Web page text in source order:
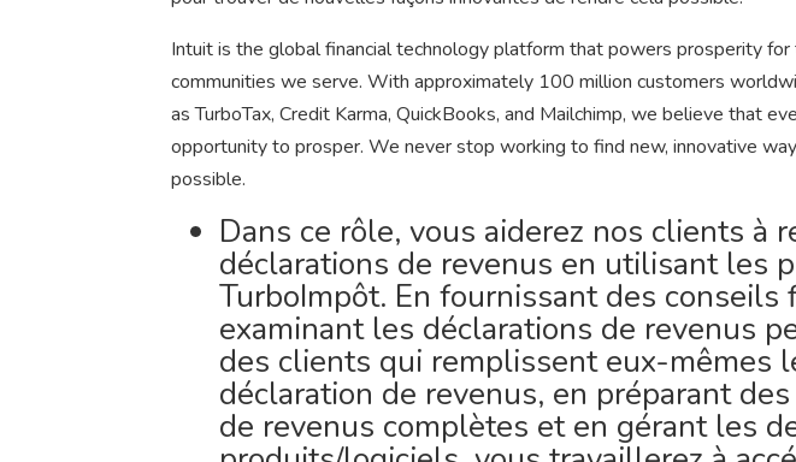
Intuit is the global financial technology platform that powers prosperity for
communities we serve. With approximately 100 million customers
as TurboTax, Credit Karma, QuickBooks, and Mailchimp, we believe that
opportunity to prosper. We never stop working to find new, innovative
possible.
Dans ce rôle, vous aiderez nos clients à
déclarations de revenus en utilisant les
TurboImpôt. En fournissant des conseils
examinant les déclarations de revenus
des clients qui remplissent eux-mêmes
déclaration de revenus, en préparant
de revenus complètes et en gérant les